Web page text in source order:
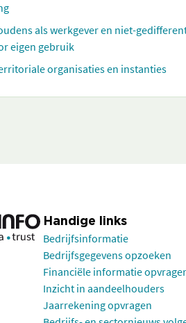
als werkgever en niet-
eigen gebruik
organisaties en instanties
Handige links
Bedrijfsinformatie
Bedrijfsgegevens opzoeken
Financiële informatie
Inzicht in aandeelhouders
Jaarrekening opvragen